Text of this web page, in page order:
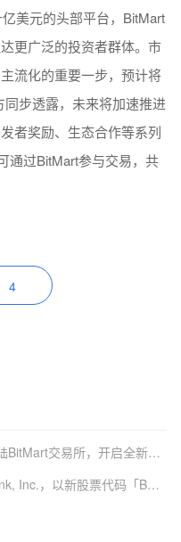
美元的头部平台，BitMart
更广泛的投资者群体。市
流化的重要一步，预计将
步透露，未来将加速推进
者奖励、生态合作等系列
通过BitMart参与交易，共
4
上一篇：WEN即将于10月9日重磅登陆BitMart交易所，开启全新交易时代
下一篇：Safety Shot, Inc. 更名为 Bonk, Inc.，以新股票代码「BNKK」在纳斯达克上市